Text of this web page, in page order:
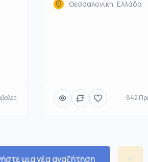
Θεσσαλονίκη, Ελλάδα
842
μια νέα αναζήτηση